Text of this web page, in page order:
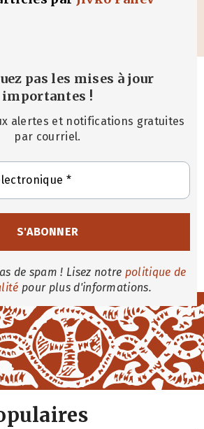
pas les mises à jour
importantes !
alertes et notifications gratuites
par courriel.
de spam ! Lisez notre politique de
pour plus d'informations.